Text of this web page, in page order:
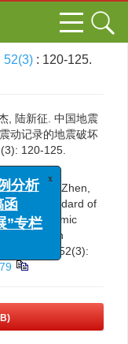
52(3) : 120-125.
, 陆新征. 中国地震
动记录的地震破坏
120-125.
Yuan, Xu Zhen,
group standard of
seismic
motion
, 2022, 52(3):
x
分析
函
”专栏